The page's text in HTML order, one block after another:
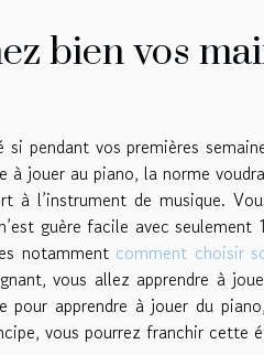
bien vos
si pendant vos premières
à jouer au piano, la norme
à l’instrument de musique.
guère facile avec
notamment comment choisir
vous allez apprendre à
pour apprendre à jouer du
vous pourrez franchir cette